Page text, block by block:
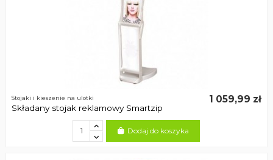
Stojaki i kieszenie na ulotki
Składany stojak reklamowy Smartzip
1 059,99 zł
Dodaj do koszyka